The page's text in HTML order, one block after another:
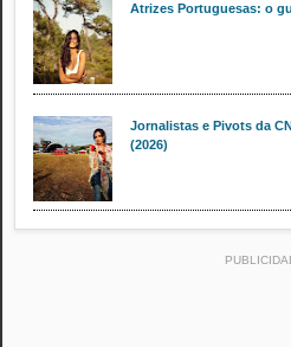
Atrizes Portuguesas: o
Jornalistas e Pivots da
(2026)